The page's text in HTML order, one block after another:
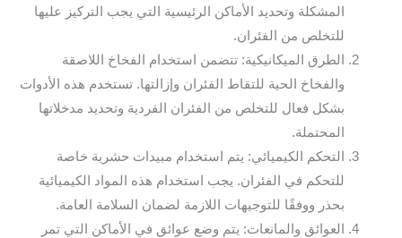
المشكلة وتحديد الأماكن الرئيسية التي يجب التركيز عليها
للتخلص من الفئران.
الطرق الميكانيكية: تتضمن استخدام الفخاخ اللاصقة
والفخاخ الحية للتقاط الفئران وإزالتها. تستخدم هذه الأدوات
بشكل فعال للتخلص من الفئران الفردية وتحديد مدخلاتها
المحتملة.
التحكم الكيميائي: يتم استخدام مبيدات حشرية خاصة
للتحكم في الفئران. يجب استخدام هذه المواد الكيميائية
بحذر ووفقًا للتوجيهات اللازمة لضمان السلامة العامة.
العوائق والمانعات: يتم وضع عوائق في الأماكن التي تمر